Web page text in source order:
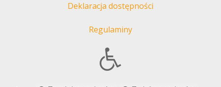
Deklaracja dostępności
Regulaminy